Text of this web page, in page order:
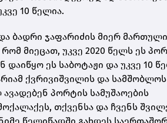
10 წელია.
ბადრი ჯაფარიძის მიერ მართული
მიეცათ, უკვე 2020 წელს ეს
დაიწყო ეს საბოტაჟი და უკვე 10
ქვრივიშვილის და სამშობლოს
პორტის სამუშაოების
თქვენსა და ჩვენს